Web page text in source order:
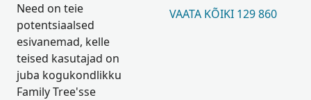
Need on teie
potentsiaalsed
esivanemad, kelle
teised kasutajad on
juba kogukondlikku
Family Tree'sse
VAATA KÕIKI 129 860